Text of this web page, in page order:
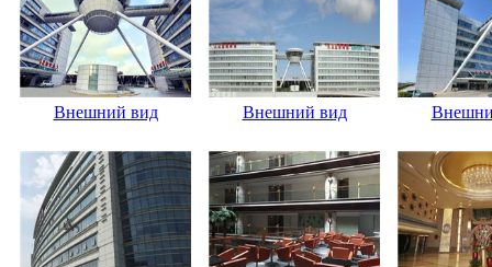
Внешний вид Внешний вид